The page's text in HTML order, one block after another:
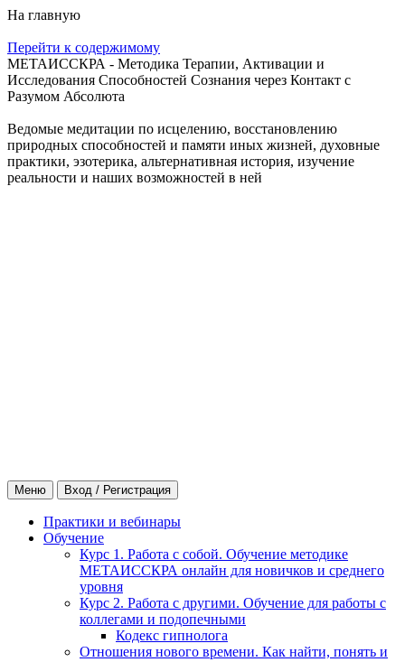
На главную
Перейти к содержимому
МЕТАИССКРА - Методика Терапии, Активации и
Исследования Способностей Сознания через Контакт с
Разумом Абсолюта
Ведомые медитации по исцелению, восстановлению
природных способностей и памяти иных жизней, духовные
практики, эзотерика, альтернативная история, изучение
реальности и наших возможностей в ней
Меню Вход / Регистрация
Практики и вебинары
Обучение
Курс 1. Работа с собой. Обучение методике
МЕТАИССКРА онлайн для новичков и среднего
уровня
Курс 2. Работа с другими. Обучение для работы с
коллегами и подопечными
Кодекс гипнолога
Отношения нового времени. Как найти, понять и